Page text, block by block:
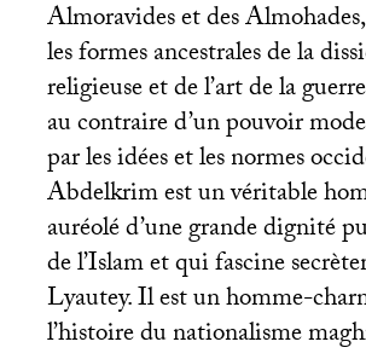
Almoravides et des
les formes ancestrales de la
religieuse et de l’art de la
au contraire d’un pouvoir
par les idées et les normes
Abdelkrim est un véritable
auréolé d’une grande dignité
de l’Islam et qui fascine
Lyautey. Il est un homme-
l’histoire du nationalisme